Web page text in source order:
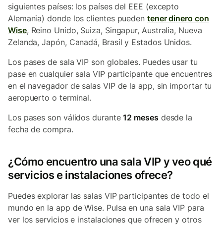
siguientes países: los países del EEE (excepto
Alemania) donde los clientes pueden tener dinero con
Wise, Reino Unido, Suiza, Singapur, Australia, Nueva
Zelanda, Japón, Canadá, Brasil y Estados Unidos.
Los pases de sala VIP son globales. Puedes usar tu
pase en cualquier sala VIP participante que encuentres
en el navegador de salas VIP de la app, sin importar tu
aeropuerto o terminal.
Los pases son válidos durante12 meses desde la
fecha de compra.
¿Cómo encuentro una sala VIP y veo qué
servicios e instalaciones ofrece?
Puedes explorar las salas VIP participantes de todo el
mundo en la app de Wise. Pulsa en una sala VIP para
ver los servicios e instalaciones que ofrecen y otros